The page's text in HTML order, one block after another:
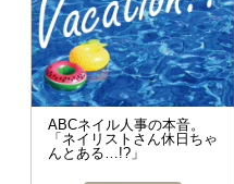
ABCネイル人事の本音。
「ネイリストさん休日ちゃ
んとある…!?」